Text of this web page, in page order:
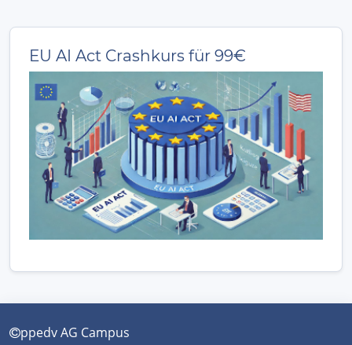
EU AI Act Crashkurs für 99€
ppedv AG Campus